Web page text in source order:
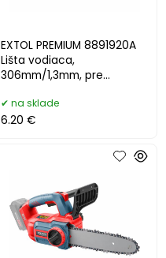
EXTOL PREMIUM 8891920A
Lišta vodiaca,
306mm/1,3mm, pre
na sklade
6.20 €